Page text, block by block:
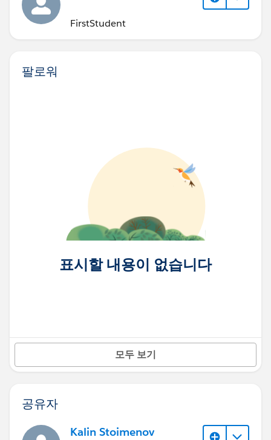
FirstStudent
팔로워
표시할 내용이 없습니다
모두 보기
공유자
Kalin Stoimenov